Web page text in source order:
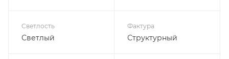
Светлость
Светлый
Фактура
Структурный